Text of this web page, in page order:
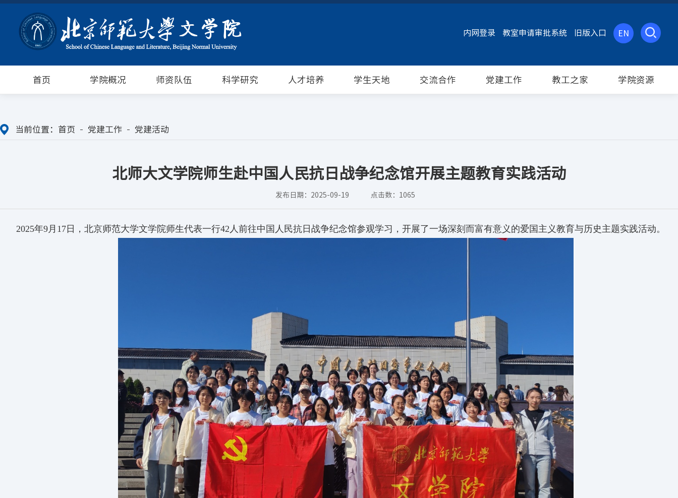
首页 学院概况 师资队伍 科学研究 人才培养 学生天地 交流合作 党建工作 教工之家 学院资源
内网登录 教室申请审批系统 旧版入口 EN
当前位置： 首页 党建工作 党建活动
北师大文学院师生赴中国人民抗日战争纪念馆开展主题教育实践活动
发布日期：2025-09-19 点击数： 1065
2025年9月17日，北京师范大学文学院师生代表一行42人前往中国人民抗日战争纪念馆参观学习，开展了一场深刻而富有意义的爱国主义教育与历史主题实践活动。